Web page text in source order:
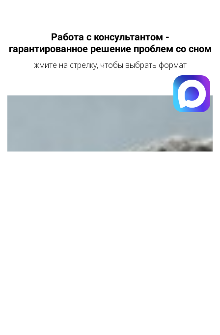
Работа с консультантом -
гарантированное решение проблем со сном
жмите на стрелку, чтобы выбрать формат